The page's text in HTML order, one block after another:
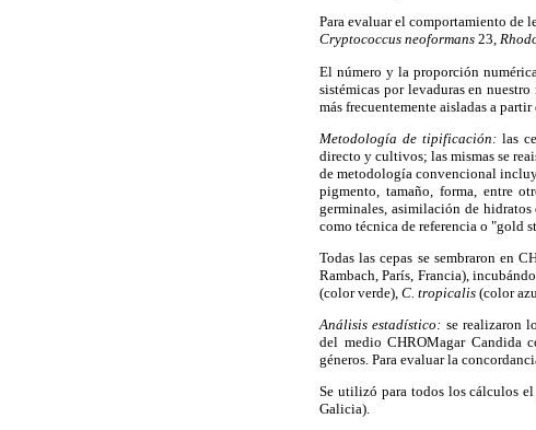
Para evaluar el comportamiento de
Cryptococcus neoformans 23,
El número y la proporción
sistémicas por levaduras en
más frecuentemente aisladas a
Metodología de tipificación: las
directo y cultivos; las mismas se
de metodología convencional
pigmento, tamaño, forma, entre
germinales, asimilación de hidratos
como técnica de referencia o "gold
Todas las cepas se sembraron en
Rambach, París, Francia),
(color verde), C. tropicalis (color
Análisis estadístico: se realizaron
del medio CHROMagar Candida
géneros. Para evaluar la
Se utilizó para todos los cálculos
Galicia).